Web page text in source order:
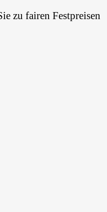
zu fairen Festpreisen